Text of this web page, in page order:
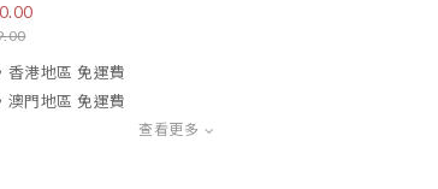
香港地區 免運費
澳門地區 免運費
查看更多